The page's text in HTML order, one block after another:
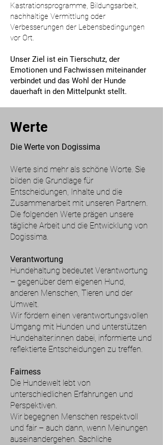
Kastrationsprogramme, Bildungsarbeit,
nachhaltige Vermittlung oder
Verbesserungen der Lebensbedingungen
vor Ort.
Unser Ziel ist ein Tierschutz, der
Emotionen und Fachwissen miteinander
verbindet und das Wohl der Hunde
dauerhaft in den Mittelpunkt stellt.
Werte
Die Werte von Dogissima
Werte sind mehr als schöne Worte. Sie
bilden die Grundlage für
Entscheidungen, Inhalte und die
Zusammenarbeit mit unseren Partnern.
Die folgenden Werte prägen unsere
tägliche Arbeit und die Entwicklung von
Dogissima.
Verantwortung
Hundehaltung bedeutet Verantwortung
– gegenüber dem eigenen Hund,
anderen Menschen, Tieren und der
Umwelt.
Wir fördern einen verantwortungsvollen
Umgang mit Hunden und unterstützen
Hundehalter:innen dabei, informierte und
reflektierte Entscheidungen zu treffen.
Fairness
Die Hundewelt lebt von
unterschiedlichen Erfahrungen und
Perspektiven.
Wir begegnen Menschen respektvoll
und fair – auch dann, wenn Meinungen
auseinandergehen. Sachliche